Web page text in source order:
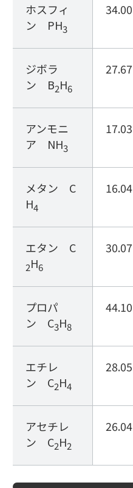
ホスフィ
ン PH3
34.00
ジボラ
ン B2H6
27.67
アンモニ
ア NH3
17.03
メタン C
H4
16.04
エタン C
2H6
30.07
プロパ
ン C3H8
44.10
エチレ
ン C2H4
28.05
アセチレ
ン C2H2
26.04